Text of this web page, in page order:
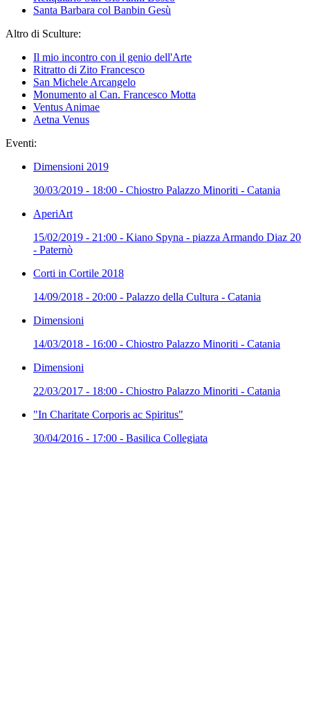
Santa Barbara col Banbin Gesù
Altro di Sculture:
Il mio incontro con il genio dell'Arte
Ritratto di Zito Francesco
San Michele Arcangelo
Monumento al Can. Francesco Motta
Ventus Animae
Aetna Venus
Eventi:
Dimensioni 2019
30/03/2019 - 18:00 - Chiostro Palazzo Minoriti - Catania
AperiArt
15/02/2019 - 21:00 - Kiano Spyna - piazza Armando Diaz 20
- Paternò
Corti in Cortile 2018
14/09/2018 - 20:00 - Palazzo della Cultura - Catania
Dimensioni
14/03/2018 - 16:00 - Chiostro Palazzo Minoriti - Catania
Dimensioni
22/03/2017 - 18:00 - Chiostro Palazzo Minoriti - Catania
"In Charitate Corporis ac Spiritus"
30/04/2016 - 17:00 - Basilica Collegiata